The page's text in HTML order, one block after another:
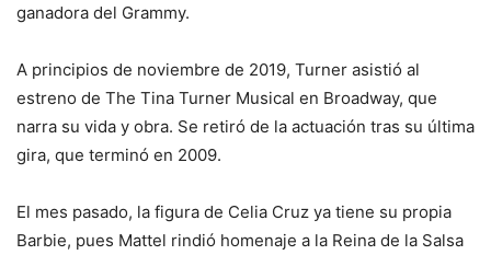
ganadora del Grammy.
A principios de noviembre de 2019, Turner asistió al
estreno de The Tina Turner Musical en Broadway, que
narra su vida y obra. Se retiró de la actuación tras su última
gira, que terminó en 2009.
El mes pasado, la figura de Celia Cruz ya tiene su propia
Barbie, pues Mattel rindió homenaje a la Reina de la Salsa